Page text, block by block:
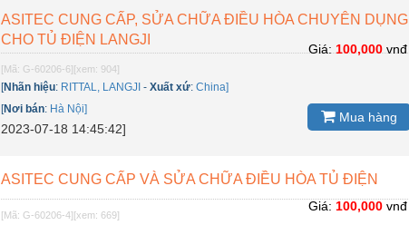
ASITEC CUNG CẤP, SỬA CHỮA ĐIỀU HÒA CHUYÊN DỤNG
CHO TỦ ĐIỆN LANGJI
[Mã: G-60206-6][xem: 904]
[Nhãn hiệu: RITTAL, LANGJI -Xuất xứ:China]
[Nơi bán: Hà Nội]
2023-07-18 14:45:42]
Giá: 100,000vnđ
Mua hàng
ASITEC CUNG CẤP VÀ SỬA CHỮA ĐIỀU HÒA TỦ ĐIỆN
[Mã: G-60206-4][xem: 669]
Giá: 100,000vnđ